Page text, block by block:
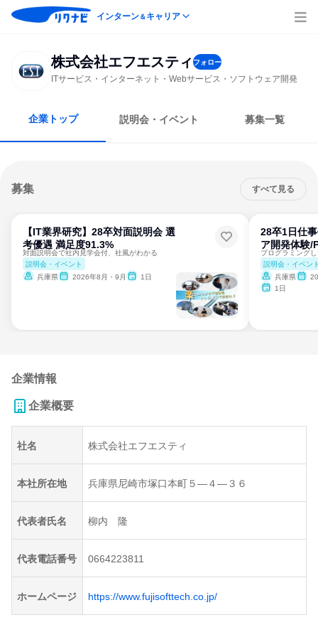
インターン＆キャリア
株式会社エフエスティ フォロー
ITサービス・インターネット・Webサービス・ソフトウェア開発
企業トップ 説明会・イベント 募集一覧
募集 すべて見る
【IT業界研究】28卒対面説明会 選
考優遇 満足度91.3%
対面説明会で社内見学会付、社風がわかる
説明会・イベント
兵庫県
2026年8月・9月 1日
28卒1日仕
ア開発体験
説明会・イベン
兵庫県
1日
企業情報
企業概要
社名 株式会社エフエスティ
本社所在地 兵庫県尼崎市塚口本町５―４―３６
代表者氏名 柳内 隆
代表電話番号 0664223811
ホームページ https://www.fujisofttech.co.jp/